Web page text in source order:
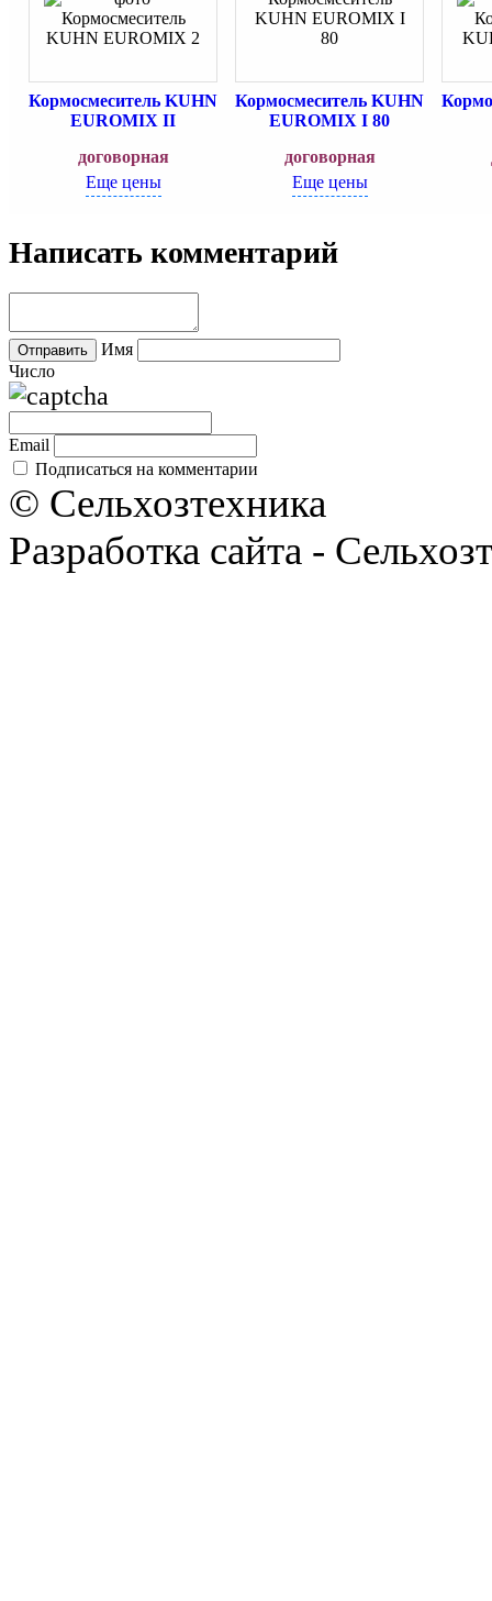
Кормосмеситель KUHN
EUROMIX II
договорная
Еще цены
Кормосмеситель KUHN
EUROMIX I 80
договорная
Еще цены
Написать комментарий
Имя
Число
Email
Подписаться на комментарии
© Сельхозтехника
Разработка сайта -